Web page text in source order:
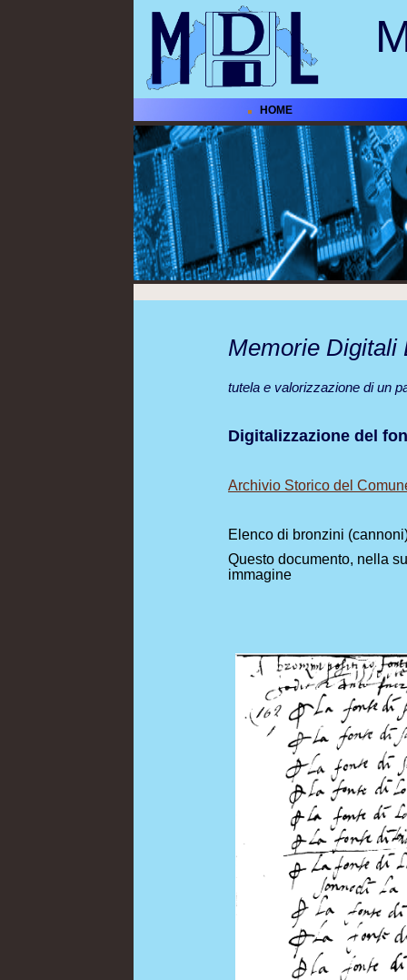
HOME
Memorie Digitali
tutela e valorizzazione di un
Digitalizzazione del
Archivio Storico del
Elenco di bronzini
Questo documento, nella
immagine